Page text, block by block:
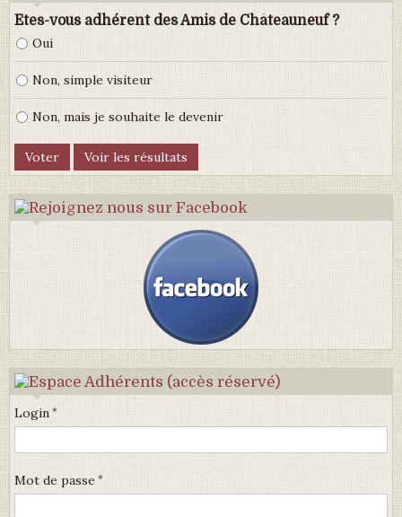
Etes-vous adhérent des Amis de Châteauneuf ?
Oui
Non, simple visiteur
Non, mais je souhaite le devenir
Login
Mot de passe